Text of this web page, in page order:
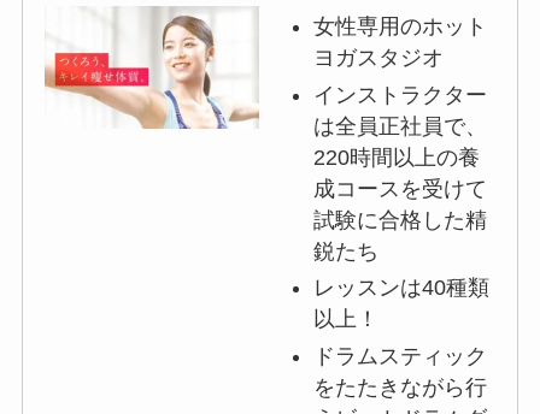
女性専用のホット
ヨガスタジオ
インストラクター
は全員正社員で、
220時間以上の養
成コースを受けて
試験に合格した精
鋭たち
レッスンは40種類
以上！
ドラムスティック
をたたきながら行